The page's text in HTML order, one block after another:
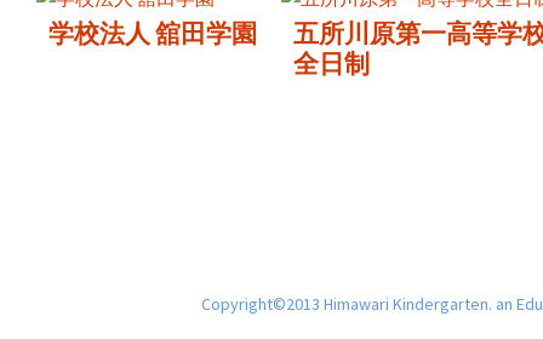
学校法人 舘田学園
五所川原第一高等学
全日制
Copyright©2013 Himawari Kindergarten. an